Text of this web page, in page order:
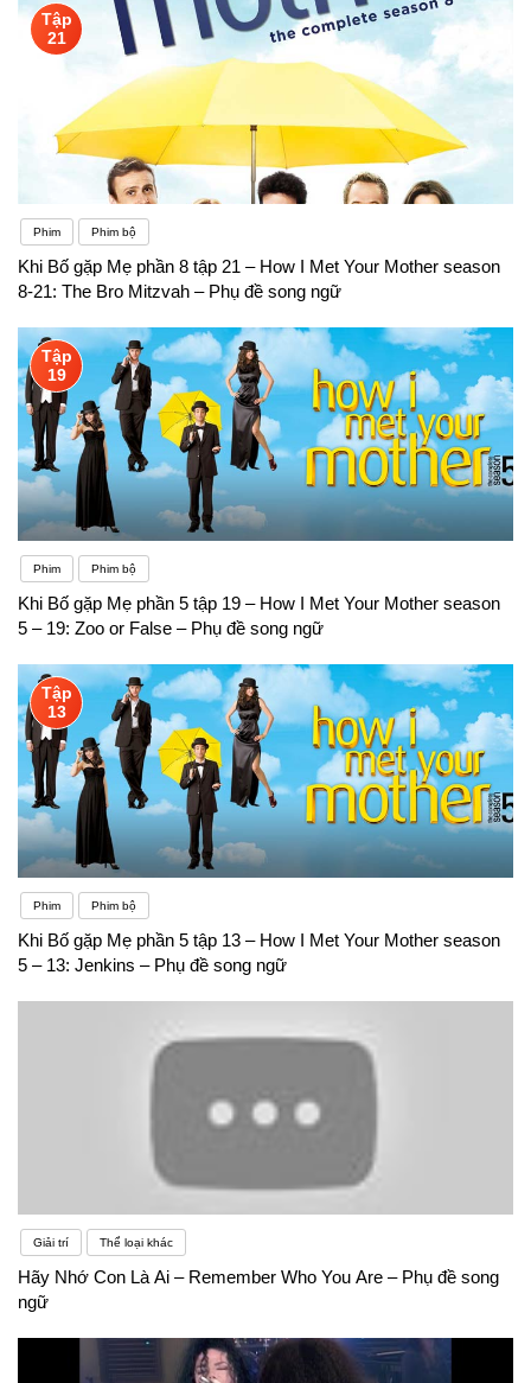
Tập
21
Phim Phim bộ
Khi Bố gặp Mẹ phần 8 tập 21 – How I Met Your Mother season
8-21: The Bro Mitzvah – Phụ đề song ngữ
Tập
19
Phim Phim bộ
Khi Bố gặp Mẹ phần 5 tập 19 – How I Met Your Mother season
5 – 19: Zoo or False – Phụ đề song ngữ
Tập
13
Phim Phim bộ
Khi Bố gặp Mẹ phần 5 tập 13 – How I Met Your Mother season
5 – 13: Jenkins – Phụ đề song ngữ
Giải trí Thể loại khác
Hãy Nhớ Con Là Ai – Remember Who You Are – Phụ đề song
ngữ